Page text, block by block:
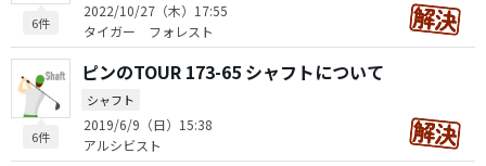
6件
2022/10/27（木）17:55
タイガー フォレスト
6件
ピンのTOUR 173-65 シャフトについて
シャフト
2019/6/9（日）15:38
アルシビスト